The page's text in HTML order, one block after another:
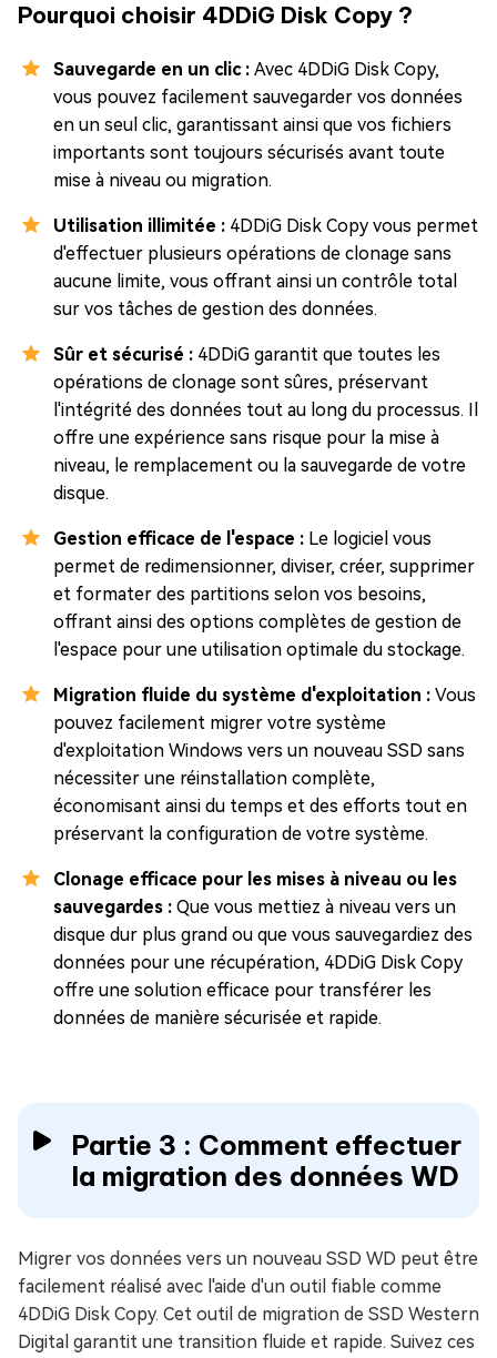
Pourquoi choisir 4DDiG Disk Copy ?
Sauvegarde en un clic : Avec 4DDiG Disk Copy,
vous pouvez facilement sauvegarder vos données
en un seul clic, garantissant ainsi que vos fichiers
importants sont toujours sécurisés avant toute
mise à niveau ou migration.
Utilisation illimitée : 4DDiG Disk Copy vous permet
d'effectuer plusieurs opérations de clonage sans
aucune limite, vous offrant ainsi un contrôle total
sur vos tâches de gestion des données.
Sûr et sécurisé : 4DDiG garantit que toutes les
opérations de clonage sont sûres, préservant
l'intégrité des données tout au long du processus. Il
offre une expérience sans risque pour la mise à
niveau, le remplacement ou la sauvegarde de votre
disque.
Gestion efficace de l'espace : Le logiciel vous
permet de redimensionner, diviser, créer, supprimer
et formater des partitions selon vos besoins,
offrant ainsi des options complètes de gestion de
l'espace pour une utilisation optimale du stockage.
Migration fluide du système d'exploitation : Vous
pouvez facilement migrer votre système
d'exploitation Windows vers un nouveau SSD sans
nécessiter une réinstallation complète,
économisant ainsi du temps et des efforts tout en
préservant la configuration de votre système.
Clonage efficace pour les mises à niveau ou les
sauvegardes : Que vous mettiez à niveau vers un
disque dur plus grand ou que vous sauvegardiez des
données pour une récupération, 4DDiG Disk Copy
offre une solution efficace pour transférer les
données de manière sécurisée et rapide.
Partie 3 : Comment effectuer
la migration des données WD
Migrer vos données vers un nouveau SSD WD peut être
facilement réalisé avec l'aide d'un outil fiable comme
4DDiG Disk Copy. Cet outil de migration de SSD Western
Digital garantit une transition fluide et rapide. Suivez ces